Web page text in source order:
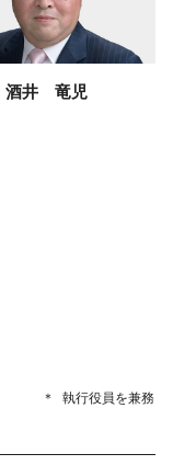
酒井 竜児
＊ 執行役員を兼務